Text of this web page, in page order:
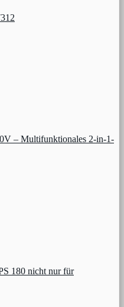
– Multifunktionales 2-in-1-
180 nicht nur für